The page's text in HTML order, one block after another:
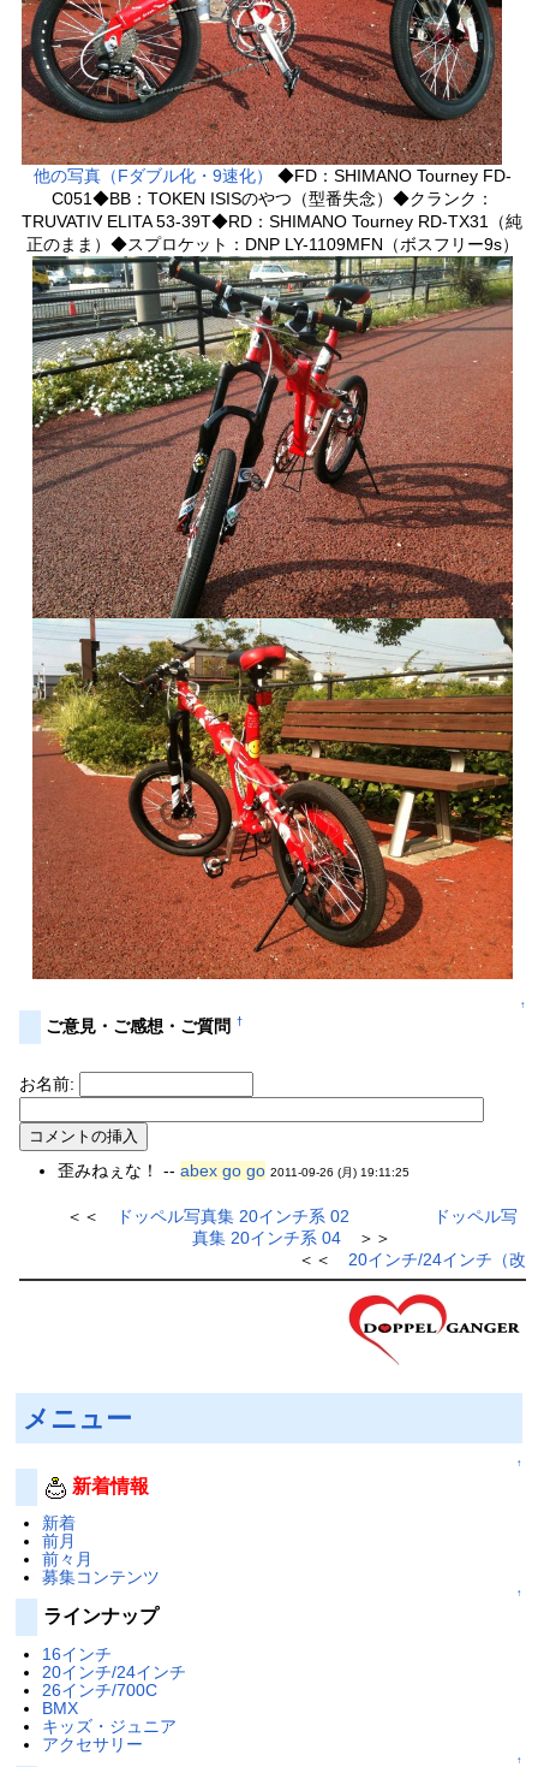
他の写真（Fダブル化・9速化）
◆FD：SHIMANO Tourney FD-
C051◆BB：TOKEN ISISのやつ（型番失念）◆クランク：
TRUVATIV ELITA 53-39T◆RD：SHIMANO Tourney RD-TX31（純
正のまま）◆スプロケット：DNP LY-1109MFN（ボスフリー9s）
↑
ご意見・ご感想・ご質問 †
お名前:
歪みねぇな！ --abex go go 2011-09-26 (月) 19:11:25
＜＜ ドッペル写真集 20インチ系 02
ドッペル写
真集 20インチ系 04＞＞
＜＜ 20インチ/24インチ（改
メニュー
↑
新着情報
新着
前月
前々月
募集コンテンツ
↑
ラインナップ
16インチ
20インチ/24インチ
26インチ/700C
BMX
キッズ・ジュニア
アクセサリー
↑